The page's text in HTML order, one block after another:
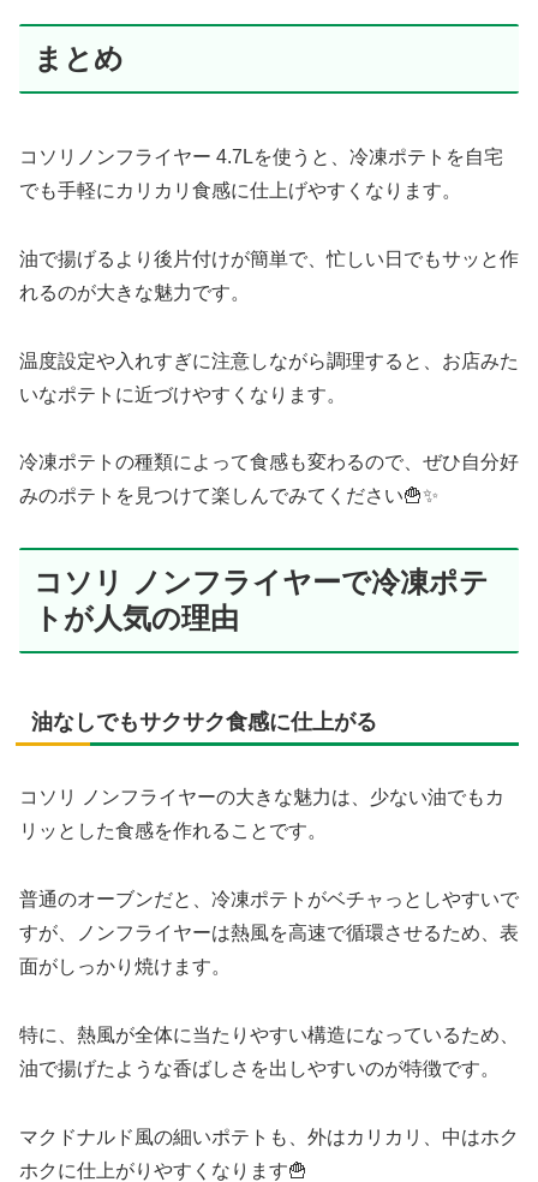
まとめ
コソリノンフライヤー 4.7Lを使うと、冷凍ポテトを自宅
でも手軽にカリカリ食感に仕上げやすくなります。
油で揚げるより後片付けが簡単で、忙しい日でもサッと作
れるのが大きな魅力です。
温度設定や入れすぎに注意しながら調理すると、お店みた
いなポテトに近づけやすくなります。
冷凍ポテトの種類によって食感も変わるので、ぜひ自分好
みのポテトを見つけて楽しんでみてください🍟✨
コソリ ノンフライヤーで冷凍ポテ
トが人気の理由
油なしでもサクサク食感に仕上がる
コソリ ノンフライヤーの大きな魅力は、少ない油でもカ
リッとした食感を作れることです。
普通のオーブンだと、冷凍ポテトがベチャっとしやすいで
すが、ノンフライヤーは熱風を高速で循環させるため、表
面がしっかり焼けます。
特に、熱風が全体に当たりやすい構造になっているため、
油で揚げたような香ばしさを出しやすいのが特徴です。
マクドナルド風の細いポテトも、外はカリカリ、中はホク
ホクに仕上がりやすくなります🍟